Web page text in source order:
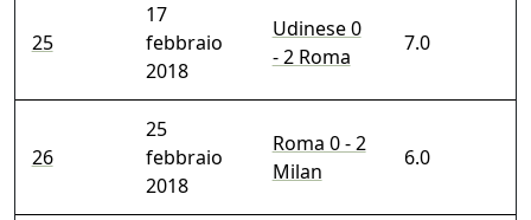
25
17
febbraio
2018
Udinese 0
- 2 Roma
7.0
26
25
febbraio
2018
Roma 0 - 2
Milan
6.0